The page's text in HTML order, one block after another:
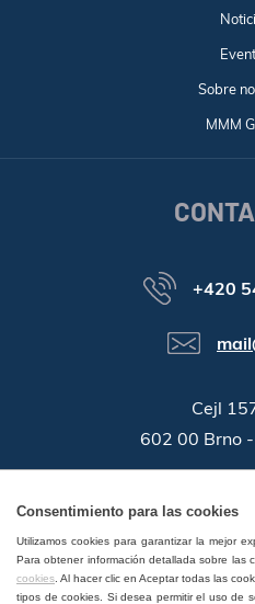
Sobre
MMM
+420
Cejl
602 00 Brno
Consentimiento para las cookies
Utilizamos cookies para garantizar la mejor
Para obtener información detallada sobre las
cookies . Al hacer clic en Aceptar todas las
tipos de cookies. Si desea permitir el uso de